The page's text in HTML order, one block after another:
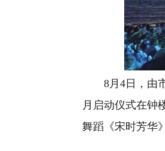
8月4日，由市
月启动仪式在钟
舞蹈《宋时芳华